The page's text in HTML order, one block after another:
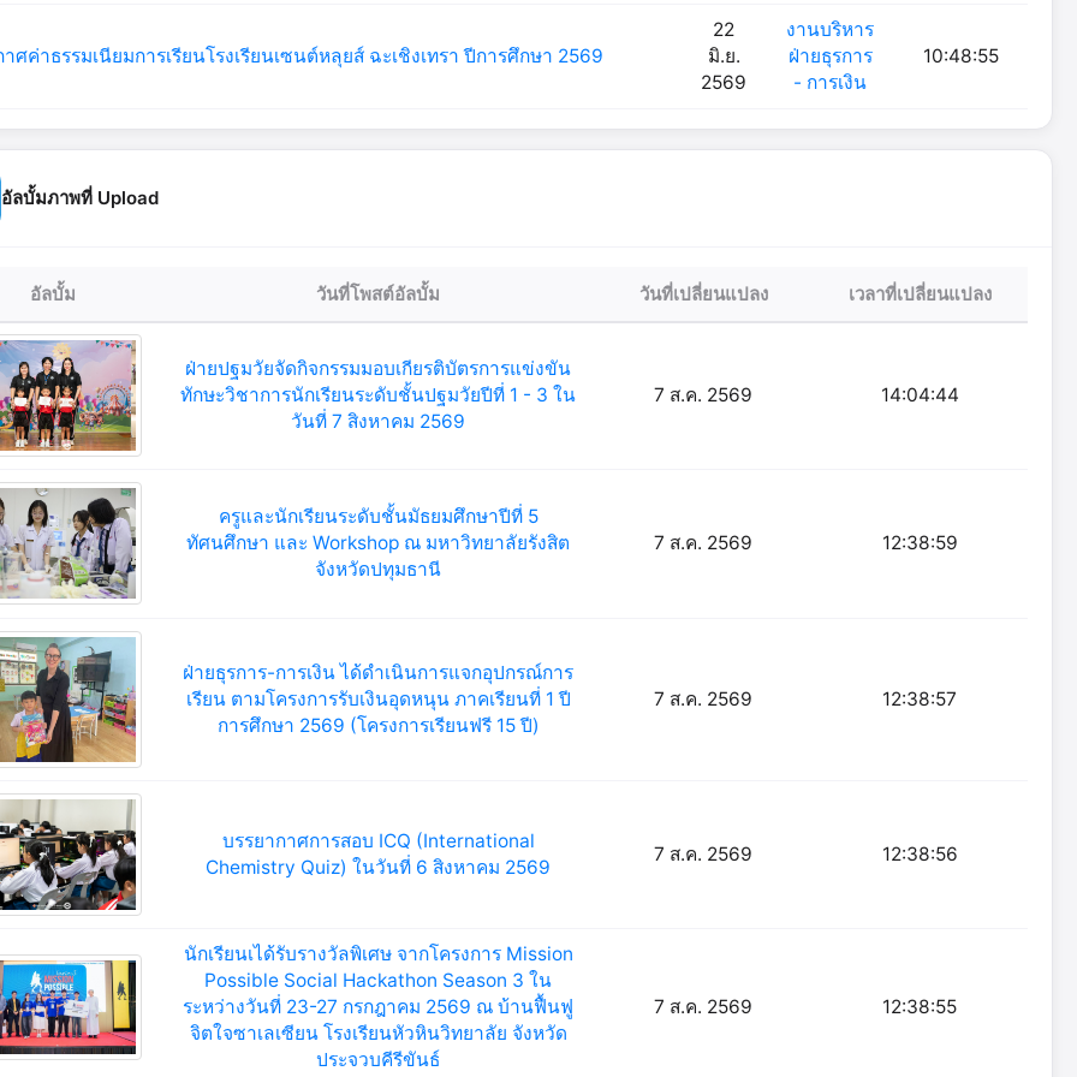
าศค่าธรรมเนียมการเรียนโรงเรียนเซนต์หลุยส์ ฉะเชิงเทรา ปีการศึกษา 2569
22
มิ.ย.
2569
งานบริหาร
ฝ่ายธุรการ
- การเงิน
10:48:55
อัลบั้มภาพที่ Upload
อัลบั้ม วันที่โพสต์อัลบั้ม วันที่เปลี่ยนแปลง เวลาที่เปลี่ยนแปลง
ฝ่ายปฐมวัยจัดกิจกรรมมอบเกียรติบัตรการแข่งขัน
ทักษะวิชาการนักเรียนระดับชั้นปฐมวัยปีที่ 1 - 3 ใน
วันที่ 7 สิงหาคม 2569
7 ส.ค. 2569 14:04:44
ครูและนักเรียนระดับชั้นมัธยมศึกษาปีที่ 5
ทัศนศึกษา และ Workshop ณ มหาวิทยาลัยรังสิต
จังหวัดปทุมธานี
7 ส.ค. 2569 12:38:59
ฝ่ายธุรการ-การเงิน ได้ดำเนินการแจกอุปกรณ์การ
เรียน ตามโครงการรับเงินอุดหนุน ภาคเรียนที่ 1 ปี
การศึกษา 2569 (โครงการเรียนฟรี 15 ปี)
7 ส.ค. 2569 12:38:57
บรรยากาศการสอบ ICQ (International
Chemistry Quiz) ในวันที่ 6 สิงหาคม 2569
7 ส.ค. 2569 12:38:56
นักเรียนเได้รับรางวัลพิเศษ จากโครงการ Mission
Possible Social Hackathon Season 3 ใน
ระหว่างวันที่ 23-27 กรกฎาคม 2569 ณ บ้านฟื้นฟู
จิตใจซาเลเซียน โรงเรียนหัวหินวิทยาลัย จังหวัด
ประจวบคีรีขันธ์
7 ส.ค. 2569 12:38:55